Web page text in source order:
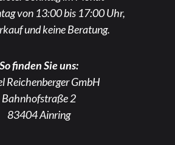
von 13:00 bis 17:00 Uhr,
und keine Beratung.
So finden Sie uns:
Reichenberger GmbH
Bahnhofstraße 2
83404 Ainring